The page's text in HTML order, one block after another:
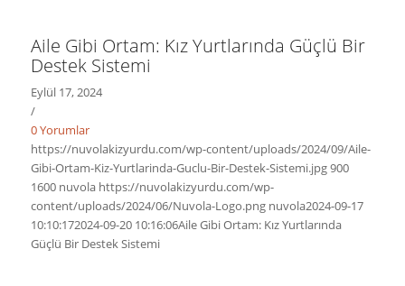
Aile Gibi Ortam: Kız Yurtlarında Güçlü Bir
Destek Sistemi
Eylül 17, 2024
/
0 Yorumlar
https://nuvolakizyurdu.com/wp-content/uploads/2024/09/Aile-
Gibi-Ortam-Kiz-Yurtlarinda-Guclu-Bir-Destek-Sistemi.jpg900
1600 nuvola https://nuvolakizyurdu.com/wp-
content/uploads/2024/06/Nuvola-Logo.png nuvola2024-09-17
10:10:172024-09-20 10:16:06Aile Gibi Ortam: Kız Yurtlarında
Güçlü Bir Destek Sistemi